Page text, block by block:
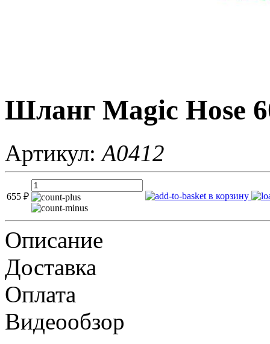
Шланг Magic Hose
Артикул:A0412
655 ₽ в корзину
Описание
Доставка
Оплата
Видеообзор